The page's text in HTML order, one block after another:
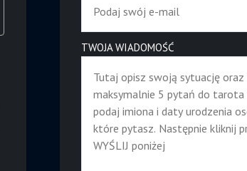
TWOJA WIADOMOŚĆ